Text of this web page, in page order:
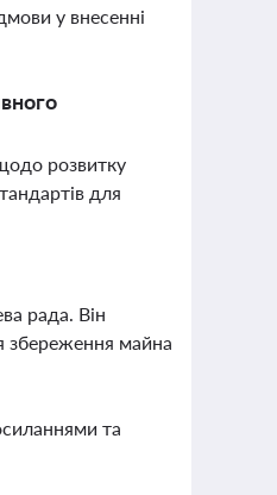
у внесенні
розвитку
для
рада. Він
збереження майна
та